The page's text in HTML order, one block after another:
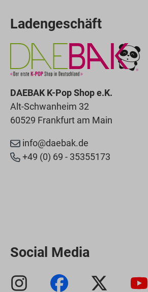
Ladengeschäft
DAEBAK K-Pop Shop e.K.
Alt-Schwanheim 32
60529 Frankfurt am Main
info@daebak.de
+49 (0) 69 - 35355173
Social Media